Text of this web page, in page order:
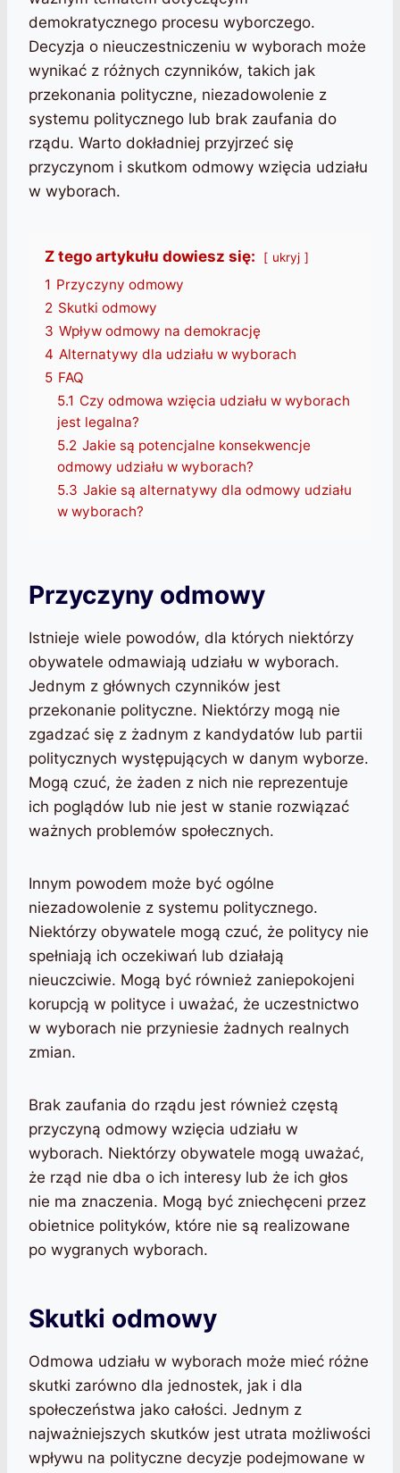
demokratycznego procesu wyborczego.
Decyzja o nieuczestniczeniu w wyborach może
wynikać z różnych czynników, takich jak
przekonania polityczne, niezadowolenie z
systemu politycznego lub brak zaufania do
rządu. Warto dokładniej przyjrzeć się
przyczynom i skutkom odmowy wzięcia udziału
w wyborach.
Z tego artykułu dowiesz się: ukryj
1 Przyczyny odmowy
2 Skutki odmowy
3 Wpływ odmowy na demokrację
4 Alternatywy dla udziału w wyborach
5 FAQ
5.1 Czy odmowa wzięcia udziału w wyborach
jest legalna?
5.2 Jakie są potencjalne konsekwencje
odmowy udziału w wyborach?
5.3 Jakie są alternatywy dla odmowy udziału
w wyborach?
Przyczyny odmowy
Istnieje wiele powodów, dla których niektórzy
obywatele odmawiają udziału w wyborach.
Jednym z głównych czynników jest
przekonanie polityczne. Niektórzy mogą nie
zgadzać się z żadnym z kandydatów lub partii
politycznych występujących w danym wyborze.
Mogą czuć, że żaden z nich nie reprezentuje
ich poglądów lub nie jest w stanie rozwiązać
ważnych problemów społecznych.
Innym powodem może być ogólne
niezadowolenie z systemu politycznego.
Niektórzy obywatele mogą czuć, że politycy nie
spełniają ich oczekiwań lub działają
nieuczciwie. Mogą być również zaniepokojeni
korupcją w polityce i uważać, że uczestnictwo
w wyborach nie przyniesie żadnych realnych
zmian.
Brak zaufania do rządu jest również częstą
przyczyną odmowy wzięcia udziału w
wyborach. Niektórzy obywatele mogą uważać,
że rząd nie dba o ich interesy lub że ich głos
nie ma znaczenia. Mogą być zniechęceni przez
obietnice polityków, które nie są realizowane
po wygranych wyborach.
Skutki odmowy
Odmowa udziału w wyborach może mieć różne
skutki zarówno dla jednostek, jak i dla
społeczeństwa jako całości. Jednym z
najważniejszych skutków jest utrata możliwości
wpływu na polityczne decyzje podejmowane w